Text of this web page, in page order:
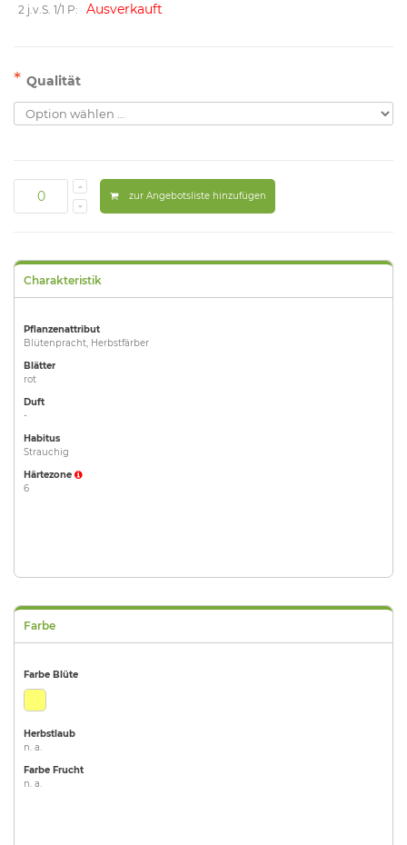
2 j.v.S. 1/1 P: Ausverkauft
* Qualität
zur Angebotsliste hinzufügen
Charakteristik
Pflanzenattribut
Blütenpracht, Herbstfärber
Blätter
rot
Duft
-
Habitus
Strauchig
Härtezone
6
Farbe
Farbe Blüte
Herbstlaub
n. a.
Farbe Frucht
n. a.